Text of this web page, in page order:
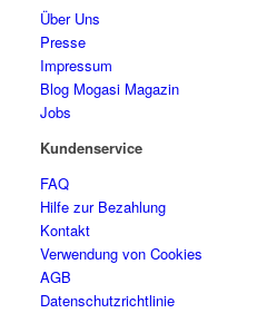
Über Uns
Presse
Impressum
Blog Mogasi Magazin
Jobs
Kundenservice
FAQ
Hilfe zur Bezahlung
Kontakt
Verwendung von Cookies
AGB
Datenschutzrichtlinie